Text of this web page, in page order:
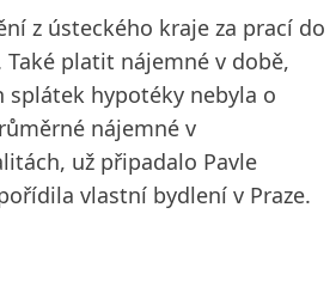
z ústeckého kraje za prací do
Také platit nájemné v době,
splátek hypotéky nebyla o
nájemné v
už připadalo Pavle
vlastní bydlení v Praze.